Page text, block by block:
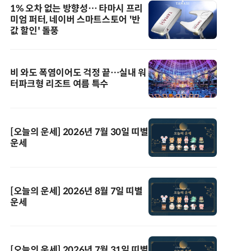
1% 오차 없는 방향성… 타마시 프리
미엄 퍼터, 네이버 스마트스토어 '반
값 할인' 돌풍
비 와도 폭염이어도 걱정 끝…실내 워
터파크형 리조트 여름 특수
[오늘의 운세] 2026년 7월 30일 띠별
운세
[오늘의 운세] 2026년 8월 7일 띠별
운세